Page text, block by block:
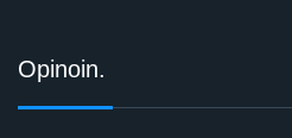
Opinoin.